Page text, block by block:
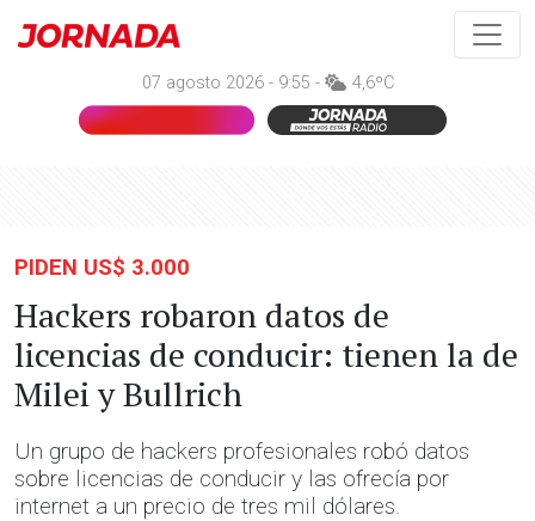
07 agosto 2026 - 9:55 - 4,6ºC
PIDEN US$ 3.000
Hackers robaron datos de
licencias de conducir: tienen la de
Milei y Bullrich
Un grupo de hackers profesionales robó datos
sobre licencias de conducir y las ofrecía por
internet a un precio de tres mil dólares.